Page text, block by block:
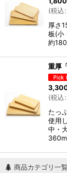
(税込:
厚さ
板(小
約
重厚
(税込:
たっ
使用
中・
商品カテゴリ一